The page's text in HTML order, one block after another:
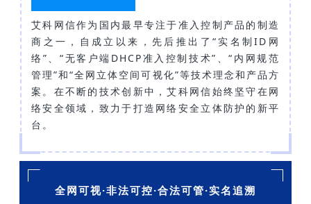
艾科网信作为国内最早专注于准入控制产品的制造
商之一，自成立以来，先后推出了“实名制ID网
络”、“无客户端DHCP准入控制技术”、“内网规范
管理”和“全网立体空间可视化”等技术理念和产品方
案。在不断的技术创新中，艾科网信始终坚守在网
络安全领域，致力于打造网络安全立体防护的新平
台。
全网可视·非法可控·合法可管·实名追溯